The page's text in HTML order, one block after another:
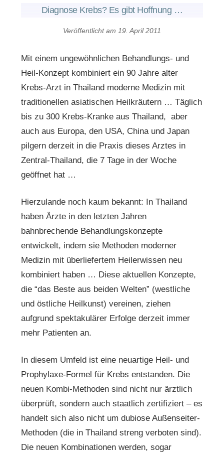
Diagnose Krebs? Es gibt Hoffnung …
Veröffentlicht am 19. April 2011
Mit einem ungewöhnlichen Behandlungs- und
Heil-Konzept kombiniert ein 90 Jahre alter
Krebs-Arzt in Thailand moderne Medizin mit
traditionellen asiatischen Heilkräutern … Täglich
bis zu 300 Krebs-Kranke aus Thailand, aber
auch aus Europa, den USA, China und Japan
pilgern derzeit in die Praxis dieses Arztes in
Zentral-Thailand, die 7 Tage in der Woche
geöffnet hat …
Hierzulande noch kaum bekannt: In Thailand
haben Ärzte in den letzten Jahren
bahnbrechende Behandlungskonzepte
entwickelt, indem sie Methoden moderner
Medizin mit überliefertem Heilerwissen neu
kombiniert haben … Diese aktuellen Konzepte,
die “das Beste aus beiden Welten” (westliche
und östliche Heilkunst) vereinen, ziehen
aufgrund spektakulärer Erfolge derzeit immer
mehr Patienten an.
In diesem Umfeld ist eine neuartige Heil- und
Prophylaxe-Formel für Krebs entstanden. Die
neuen Kombi-Methoden sind nicht nur ärztlich
überprüft, sondern auch staatlich zertifiziert – es
handelt sich also nicht um dubiose Außenseiter-
Methoden (die in Thailand streng verboten sind).
Die neuen Kombinationen werden, sogar